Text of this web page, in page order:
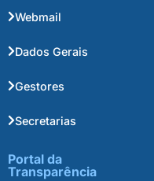
Webmail
Dados Gerais
Gestores
Secretarias
Portal da
Transparência